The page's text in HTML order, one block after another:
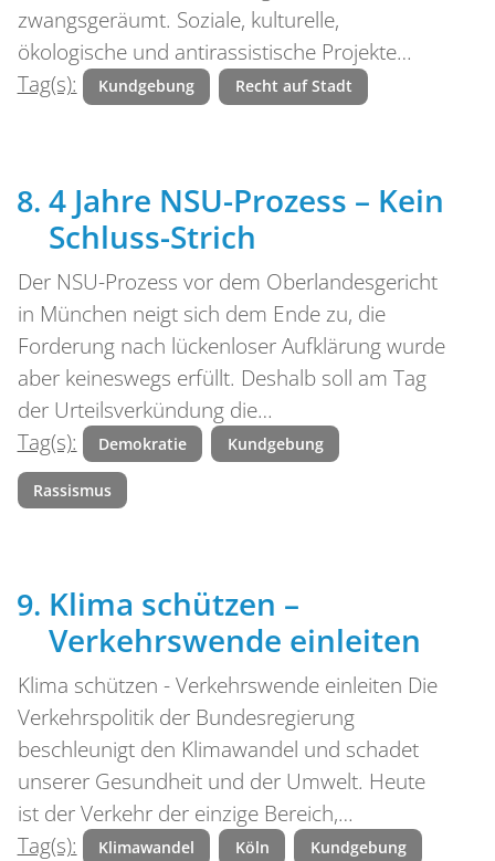
zwangsgeräumt. Soziale, kulturelle,
ökologische und antirassistische Projekte…
Tag(s):
Kundgebung Recht auf Stadt
4 Jahre NSU-Prozess – Kein
Schluss-Strich
Der NSU-Prozess vor dem Oberlandesgericht
in München neigt sich dem Ende zu, die
Forderung nach lückenloser Aufklärung wurde
aber keineswegs erfüllt. Deshalb soll am Tag
der Urteilsverkündung die…
Tag(s):
Demokratie Kundgebung
Rassismus
Klima schützen –
Verkehrswende einleiten
Klima schützen - Verkehrswende einleiten Die
Verkehrspolitik der Bundesregierung
beschleunigt den Klimawandel und schadet
unserer Gesundheit und der Umwelt. Heute
ist der Verkehr der einzige Bereich,…
Tag(s):
Klimawandel Köln Kundgebung